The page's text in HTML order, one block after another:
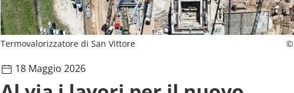
Termovalorizzatore di San Vittore ©
18 Maggio 2026